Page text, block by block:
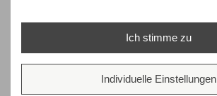
Ich stimme zu
Individuelle Einstellungen